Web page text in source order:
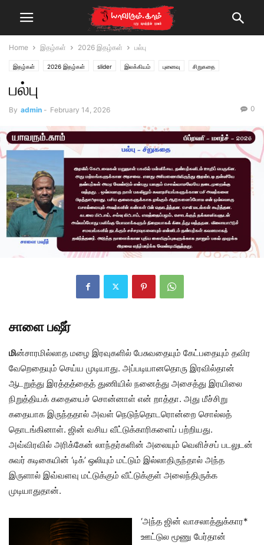
Home இதழ்கள் 2026 இதழ்கள் பல்பு
இதழ்கள் 2026 இதழ்கள் slider இலக்கியம் புனைவு சிறுகதை
பிப்ரவரி-மார்ச்2026
பல்பு
By admin - February 14, 2026 0
சாளை பஷீர்
மின்சாரமில்லாத மழை இரவுகளில் பேசுவதையும் கேட்பதையும் தவிர
வேறெதையும் செய்ய முடியாது. அப்படியானதொரு இரவில்தான்
ஆடறுத்து இரத்தத்தைத் துணியில் நனைத்து அசைத்து இரயிலை
நிறுத்தியக் கதையைச் சொன்னாள் என் றாத்தா. அது மீச்சிறு
கதையாக இருந்ததால் அவள் நெடுந்தொடரொன்றை சொல்லத்
தொடங்கினாள். ஜின் வசிய வீட்டுக்காரிகளைப் பற்றியது.
அவ்விரவில் அரிக்கேன் லாந்தர்களின் அலையும் வெளிச்சப் படலுடன்
சுவர் கடிகையின் ‘டிக்’ ஒலியும் மட்டும் இல்லாதிருந்தால் அந்த
இருளால் இவ்வளவு மட்டுக்கும் வீட்டுக்குள் அலைந்திருக்க
முடியாதுதான்.
‘அந்த ஜின் வாசலாத்துக்கார*
ஊட்டுல மூணு பேர்தான்